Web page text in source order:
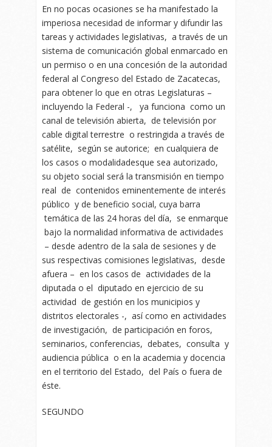
En no pocas ocasiones se ha manifestado la
imperiosa necesidad de informar y difundir las
tareas y actividades legislativas, a través de un
sistema de comunicación global enmarcado en
un permiso o en una concesión de la autoridad
federal al Congreso del Estado de Zacatecas,
para obtener lo que en otras Legislaturas –
incluyendo la Federal -, ya funciona como un
canal de televisión abierta, de televisión por
cable digital terrestre o restringida a través de
satélite, según se autorice; en cualquiera de
los casos o modalidadesque sea autorizado,
su objeto social será la transmisión en tiempo
real de contenidos eminentemente de interés
público y de beneficio social, cuya barra
temática de las 24 horas del día, se enmarque
bajo la normalidad informativa de actividades
– desde adentro de la sala de sesiones y de
sus respectivas comisiones legislativas, desde
afuera – en los casos de actividades de la
diputada o el diputado en ejercicio de su
actividad de gestión en los municipios y
distritos electorales -, así como en actividades
de investigación, de participación en foros,
seminarios, conferencias, debates, consulta y
audiencia pública o en la academia y docencia
en el territorio del Estado, del País o fuera de
éste.
SEGUNDO